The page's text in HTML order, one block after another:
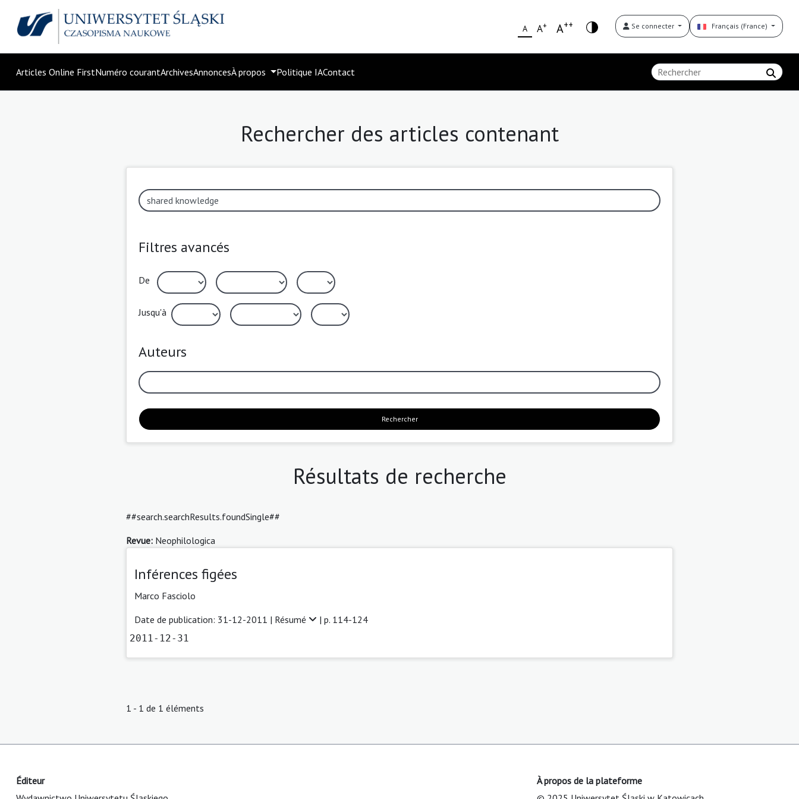
A A+ A++ Se connecter Français (France)
Articles Online FirstNuméro courantArchivesAnnoncesÀ propos Politique IAContact
Rechercher des articles contenant
Filtres avancés
De
Jusqu'à
Auteurs
Rechercher
Résultats de recherche
##search.searchResults.foundSingle##
Revue: Neophilologica
Inférences figées
Marco Fasciolo
Date de publication: 31-12-2011 | Résumé | p. 114-124
2011-12-31
1 - 1 de 1 éléments
Éditeur
À propos de la plateforme